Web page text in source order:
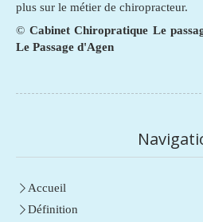
plus sur le métier de chiropracteur.
© Cabinet Chiropratique Le
Le Passage d'Agen
Accueil
Définition